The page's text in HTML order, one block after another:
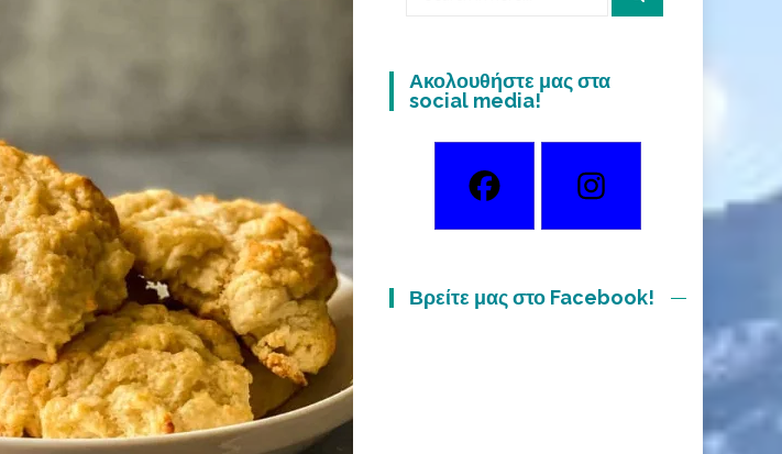
Ακολουθήστε μας στα
social media!
Βρείτε μας στο Facebook!